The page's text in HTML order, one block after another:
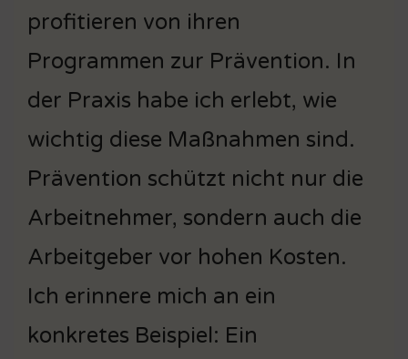
profitieren von ihren
Programmen zur Prävention. In
der Praxis habe ich erlebt, wie
wichtig diese Maßnahmen sind.
Prävention schützt nicht nur die
Arbeitnehmer, sondern auch die
Arbeitgeber vor hohen Kosten.
Ich erinnere mich an ein
konkretes Beispiel: Ein